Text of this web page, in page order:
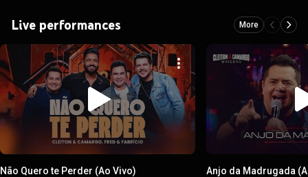
Live performances More
Não Quero te Perder (Ao Vivo)
Anjo da Madrugada